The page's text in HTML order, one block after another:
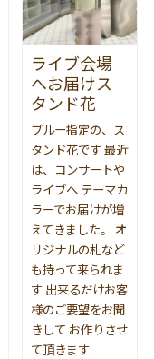
ライブ会場
へお届けス
タンド花
ブルー指定の、ス
タンド花です 最近
は、コンサートや
ライブへ テーマカ
ラーでお届けが増
えてきました。 オ
リジナルの札など
も持って来られま
す 出来るだけお客
様のご要望をお聞
きして お作りさせ
て頂きます